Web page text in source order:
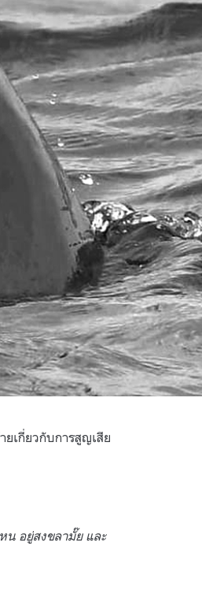
เกี่ยวกับการสูญเสีย
น อยู่สงขลามั๊ย และ